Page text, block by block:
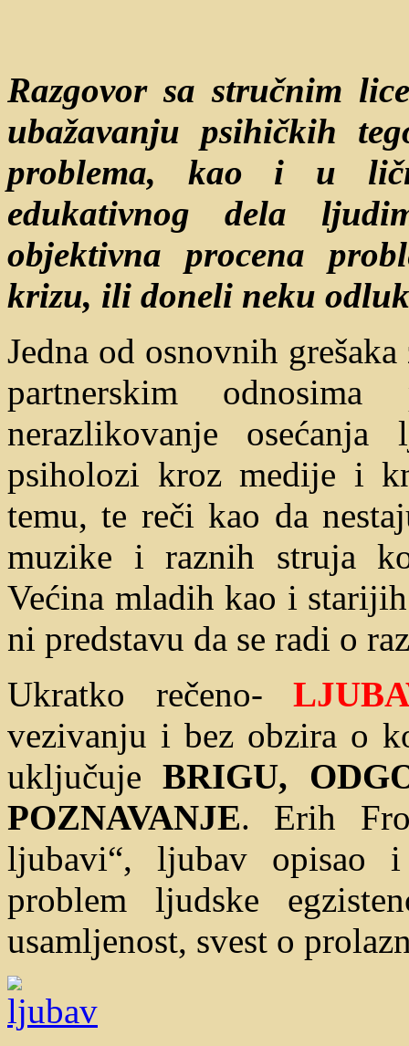
Razgovor sa stručnim
ubažavanju psihičkih
problema, kao i u
edukativnog dela
objektivna procena
krizu, ili doneli neku
Jedna od osnovnih
partnerskim
nerazlikovanje
psiholozi kroz medije i
temu, te reči kao da
muzike i raznih struja
Većina mladih kao i
ni predstavu da se radi o
Ukratko rečeno-
vezivanju i bez obzira o
uključujeBRIGU,
POZNAVANJE. Erih
ljubavi“, ljubav opisao
problem ljudske
usamljenost, svest o